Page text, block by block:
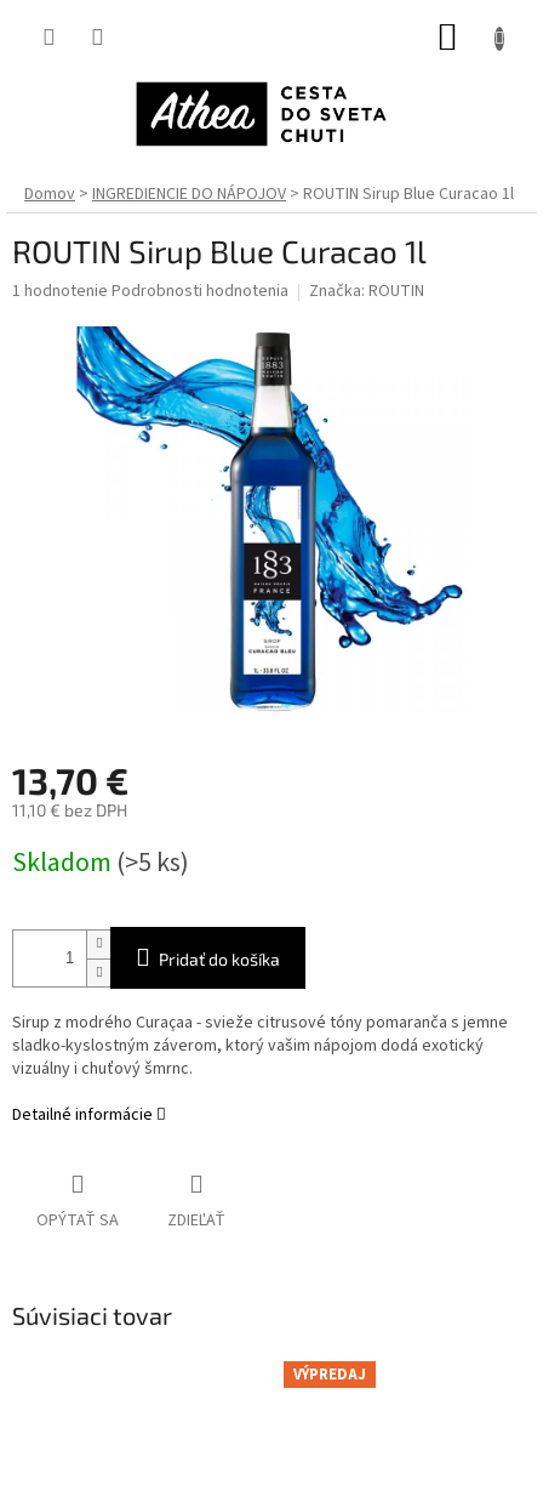
Domov INGREDIENCIE DO NÁPOJOV ROUTIN Sirup Blue Curacao 1l
ROUTIN Sirup Blue Curacao 1l
Priemerné
1 hodnotenie Podrobnosti hodnotenia Značka: ROUTIN
13,70 €
11,10 € bez DPH
cena:
Skladom (>5 ks)
Pridať do košíka
Sirup z modrého Curaçaa - svieže citrusové tóny pomaranča s jemne
sladko-kyslostným záverom, ktorý vašim nápojom dodá exotický
vizuálny i chuťový šmrnc.
Detailné informácie
OPÝTAŤ SA ZDIEĽAŤ
Súvisiaci tovar
VÝPREDAJ